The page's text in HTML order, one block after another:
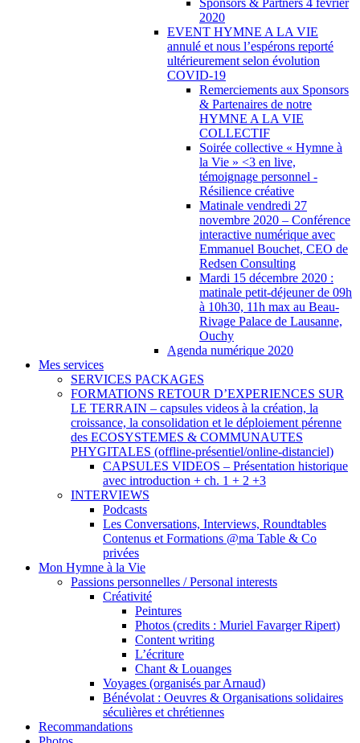
Sponsors & Partners 4 février
2020
EVENT HYMNE A LA VIE
annulé et nous l’espérons reporté
ultérieurement selon évolution
COVID-19
Remerciements aux Sponsors
& Partenaires de notre
HYMNE A LA VIE
COLLECTIF
Soirée collective « Hymne à
la Vie » <3 en live,
témoignage personnel -
Résilience créative
Matinale vendredi 27
novembre 2020 – Conférence
interactive numérique avec
Emmanuel Bouchet, CEO de
Redsen Consulting
Mardi 15 décembre 2020 :
matinale petit-déjeuner de 09h
à 10h30, 11h max au Beau-
Rivage Palace de Lausanne,
Ouchy
Agenda numérique 2020
Mes services
SERVICES PACKAGES
FORMATIONS RETOUR D’EXPERIENCES SUR
LE TERRAIN – capsules videos à la création, la
croissance, la consolidation et le déploiement pérenne
des ECOSYSTEMES & COMMUNAUTES
PHYGITALES (offline-présentiel/online-distanciel)
CAPSULES VIDEOS – Présentation historique
avec introduction + ch. 1 + 2 +3
INTERVIEWS
Podcasts
Les Conversations, Interviews, Roundtables
Contenus et Formations @ma Table & Co
privées
Mon Hymne à la Vie
Passions personnelles / Personal interests
Créativité
Peintures
Photos (credits : Muriel Favarger Ripert)
Content writing
L’écriture
Chant & Louanges
Voyages (organisés par Arnaud)
Bénévolat : Oeuvres & Organisations solidaires
séculières et chrétiennes
Recommandations